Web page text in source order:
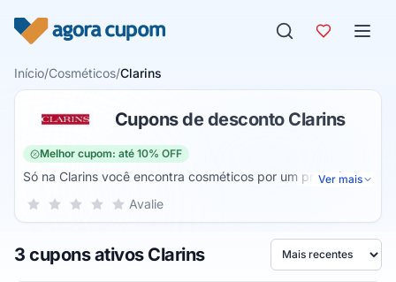
Início/Cosméticos/Clarins
Cupons de desconto Clarins
Melhor cupom: até 10% OFF
Só na Clarins você encontra cosméticos por um preço justo
e produtos que vão te ajudar a cuidar da sua saúde
renomada no mercado e que oferece um atendimento muito
prestativo e os melhores produtos dentre todos os outros
Ver mais
Sua nota para Clarins, de 1 a 5 estrelas
5 estrelas
4 estrelas
3 estrelas
2 estrelas
1 estrela Avalie
3 cupons ativos Clarins Ordenar por